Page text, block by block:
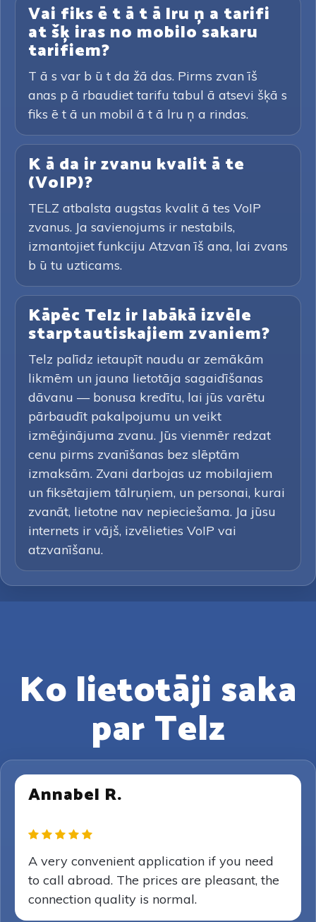
Vai fiks ē t ā t ā lru ņ a tarifi
at šķ iras no mobilo sakaru
tarifiem?
T ā s var b ū t da žā das. Pirms zvan īš
anas p ā rbaudiet tarifu tabul ā atsevi šķā s
fiks ē t ā un mobil ā t ā lru ņ a rindas.
K ā da ir zvanu kvalit ā te
(VoIP)?
TELZ atbalsta augstas kvalit ā tes VoIP
zvanus. Ja savienojums ir nestabils,
izmantojiet funkciju Atzvan īš ana, lai zvans
b ū tu uzticams.
Kāpēc Telz ir labākā izvēle
starptautiskajiem zvaniem?
Telz palīdz ietaupīt naudu ar zemākām
likmēm un jauna lietotāja sagaidīšanas
dāvanu — bonusa kredītu, lai jūs varētu
pārbaudīt pakalpojumu un veikt
izmēģinājuma zvanu. Jūs vienmēr redzat
cenu pirms zvanīšanas bez slēptām
izmaksām. Zvani darbojas uz mobilajiem
un fiksētajiem tālruņiem, un personai, kurai
zvanāt, lietotne nav nepieciešama. Ja jūsu
internets ir vājš, izvēlieties VoIP vai
atzvanīšanu.
Ko lietotāji saka
par Telz
Annabel R.
A very convenient application if you need
to call abroad. The prices are pleasant, the
connection quality is normal.